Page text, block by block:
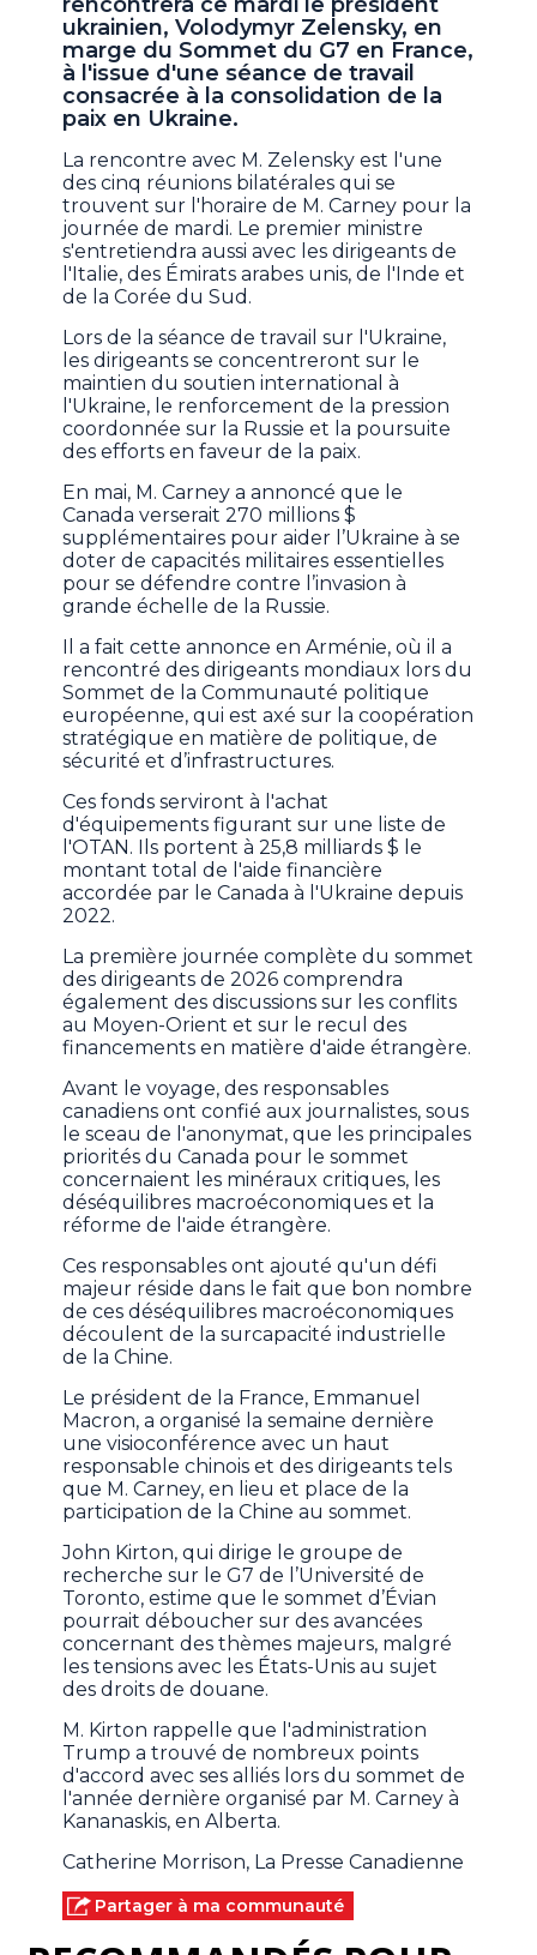
ukrainien, Volodymyr Zelensky, en
marge du Sommet du G7 en France,
à l'issue d'une séance de travail
consacrée à la consolidation de la
paix en Ukraine.
La rencontre avec M. Zelensky est l'une
des cinq réunions bilatérales qui se
trouvent sur l'horaire de M. Carney pour la
journée de mardi. Le premier ministre
s'entretiendra aussi avec les dirigeants de
l'Italie, des Émirats arabes unis, de l'Inde et
de la Corée du Sud.
Lors de la séance de travail sur l'Ukraine,
les dirigeants se concentreront sur le
maintien du soutien international à
l'Ukraine, le renforcement de la pression
coordonnée sur la Russie et la poursuite
des efforts en faveur de la paix.
En mai, M. Carney a annoncé que le
Canada verserait 270 millions $
supplémentaires pour aider l’Ukraine à se
doter de capacités militaires essentielles
pour se défendre contre l’invasion à
grande échelle de la Russie.
Il a fait cette annonce en Arménie, où il a
rencontré des dirigeants mondiaux lors du
Sommet de la Communauté politique
européenne, qui est axé sur la coopération
stratégique en matière de politique, de
sécurité et d’infrastructures.
Ces fonds serviront à l'achat
d'équipements figurant sur une liste de
l'OTAN. Ils portent à 25,8 milliards $ le
montant total de l'aide financière
accordée par le Canada à l'Ukraine depuis
2022.
La première journée complète du sommet
des dirigeants de 2026 comprendra
également des discussions sur les conflits
au Moyen-Orient et sur le recul des
financements en matière d'aide étrangère.
Avant le voyage, des responsables
canadiens ont confié aux journalistes, sous
le sceau de l'anonymat, que les principales
priorités du Canada pour le sommet
concernaient les minéraux critiques, les
déséquilibres macroéconomiques et la
réforme de l'aide étrangère.
Ces responsables ont ajouté qu'un défi
majeur réside dans le fait que bon nombre
de ces déséquilibres macroéconomiques
découlent de la surcapacité industrielle
de la Chine.
Le président de la France, Emmanuel
Macron, a organisé la semaine dernière
une visioconférence avec un haut
responsable chinois et des dirigeants tels
que M. Carney, en lieu et place de la
participation de la Chine au sommet.
John Kirton, qui dirige le groupe de
recherche sur le G7 de l’Université de
Toronto, estime que le sommet d’Évian
pourrait déboucher sur des avancées
concernant des thèmes majeurs, malgré
les tensions avec les États-Unis au sujet
des droits de douane.
M. Kirton rappelle que l'administration
Trump a trouvé de nombreux points
d'accord avec ses alliés lors du sommet de
l'année dernière organisé par M. Carney à
Kananaskis, en Alberta.
Catherine Morrison, La Presse Canadienne
Partager à ma communauté